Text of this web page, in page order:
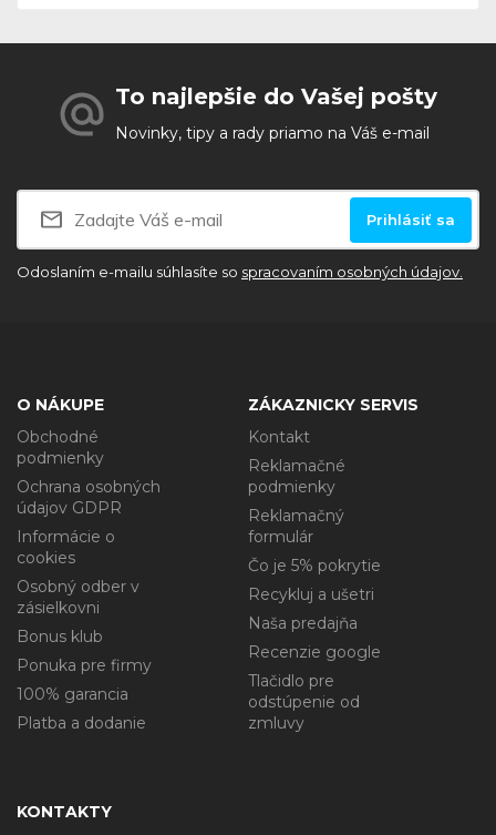
To najlepšie do Vašej pošty
Novinky, tipy a rady priamo na Váš e-mail
Prihlásiť sa
Odoslaním e-mailu súhlasíte so spracovaním osobných údajov.
O NÁKUPE
Obchodné
podmienky
Ochrana osobných
údajov GDPR
Informácie o
cookies
Osobný odber v
zásielkovni
Bonus klub
Ponuka pre firmy
100% garancia
Platba a dodanie
ZÁKAZNICKY SERVIS
Kontakt
Reklamačné
podmienky
Reklamačný
formulár
Čo je 5% pokrytie
Recykluj a ušetri
Naša predajňa
Recenzie google
Tlačidlo pre
odstúpenie od
zmluvy
KONTAKTY